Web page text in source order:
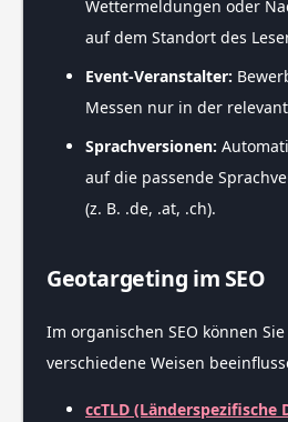
Wettermeldungen oder
auf dem Standort des
Event-Veranstalter:
Messen nur in der
Sprachversionen:
auf die passende
(z. B. .de, .at, .ch).
Geotargeting im SEO
Im organischen SEO können
verschiedene Weisen
ccTLD (Länderspezifische